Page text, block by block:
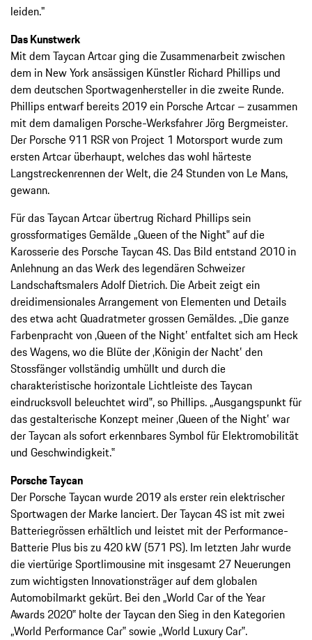
leiden."
Das Kunstwerk
Mit dem Taycan Artcar ging die Zusammenarbeit zwischen
dem in New York ansässigen Künstler Richard Phillips und
dem deutschen Sportwagenhersteller in die zweite Runde.
Phillips entwarf bereits 2019 ein Porsche Artcar – zusammen
mit dem damaligen Porsche-Werksfahrer Jörg Bergmeister.
Der Porsche 911 RSR von Project 1 Motorsport wurde zum
ersten Artcar überhaupt, welches das wohl härteste
Langstreckenrennen der Welt, die 24 Stunden von Le Mans,
gewann.
Für das Taycan Artcar übertrug Richard Phillips sein
grossformatiges Gemälde „Queen of the Night‟ auf die
Karosserie des Porsche Taycan 4S. Das Bild entstand 2010 in
Anlehnung an das Werk des legendären Schweizer
Landschaftsmalers Adolf Dietrich. Die Arbeit zeigt ein
dreidimensionales Arrangement von Elementen und Details
des etwa acht Quadratmeter grossen Gemäldes. „Die ganze
Farbenpracht von ‚Queen of the Night‛ entfaltet sich am Heck
des Wagens, wo die Blüte der ‚Königin der Nacht‛ den
Stossfänger vollständig umhüllt und durch die
charakteristische horizontale Lichtleiste des Taycan
eindrucksvoll beleuchtet wird‟, so Phillips. „Ausgangspunkt für
das gestalterische Konzept meiner ‚Queen of the Night‛ war
der Taycan als sofort erkennbares Symbol für Elektromobilität
und Geschwindigkeit.‟
Porsche Taycan
Der Porsche Taycan wurde 2019 als erster rein elektrischer
Sportwagen der Marke lanciert. Der Taycan 4S ist mit zwei
Batteriegrössen erhältlich und leistet mit der Performance-
Batterie Plus bis zu 420 kW (571 PS). Im letzten Jahr wurde
die viertürige Sportlimousine mit insgesamt 27 Neuerungen
zum wichtigsten Innovationsträger auf dem globalen
Automobilmarkt gekürt. Bei den „World Car of the Year
Awards 2020‟ holte der Taycan den Sieg in den Kategorien
„World Performance Car‟ sowie „World Luxury Car‟.